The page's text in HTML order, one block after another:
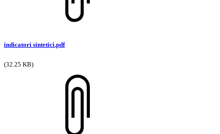
indicatori sintetici.pdf
(32.25 KB)